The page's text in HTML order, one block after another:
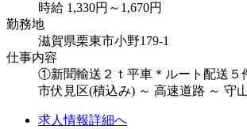
時給 1,330円～1,670円
勤務地
滋賀県栗東市小野179-1
仕事内容
①新聞輸送２ｔ平車＊ルート配送５
市伏見区(積込み) ～ 高速道路 ～ 守
求人情報詳細へ